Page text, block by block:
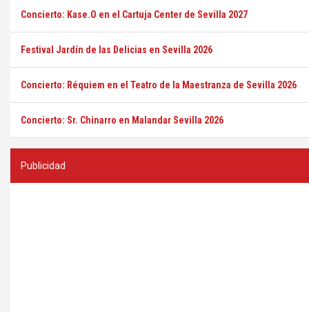
Concierto: Kase.O en el Cartuja Center de Sevilla 2027
Festival Jardín de las Delicias en Sevilla 2026
Concierto: Réquiem en el Teatro de la Maestranza de Sevilla 2026
Concierto: Sr. Chinarro en Malandar Sevilla 2026
Publicidad